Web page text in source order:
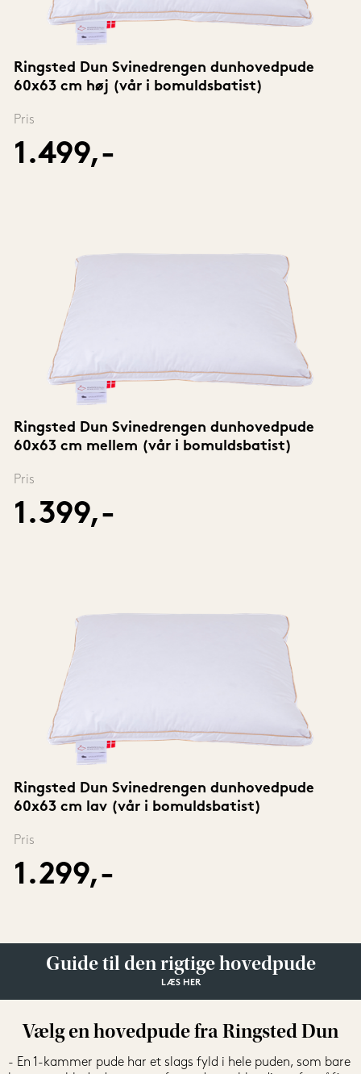
Ringsted Dun Svinedrengen dunhovedpude
60x63 cm høj (vår i bomuldsbatist)
Pris
1.499,-
Ringsted Dun Svinedrengen dunhovedpude
60x63 cm mellem (vår i bomuldsbatist)
Pris
1.399,-
Ringsted Dun Svinedrengen dunhovedpude
60x63 cm lav (vår i bomuldsbatist)
Pris
1.299,-
Guide til den rigtige hovedpude
LÆS HER
Vælg en hovedpude fra Ringsted Dun
- En 1-kammer pude har et slags fyld i hele puden, som bare